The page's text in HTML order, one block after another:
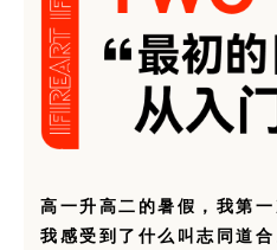
高一升高二的暑假，我第
我感受到了什么叫志同道合